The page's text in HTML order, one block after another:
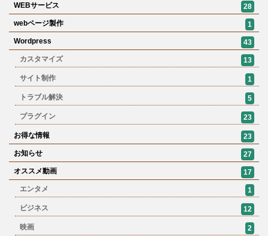
WEBサービス
28
webページ製作
1
Wordpress
43
カスタマイズ
13
サイト制作 1
トラブル解決 5
プラグイン 23
お得な情報
23
お知らせ
27
オススメ動画
17
エンタメ
1
ビジネス 12
映画 2